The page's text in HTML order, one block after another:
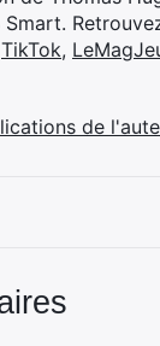
Smart.
TikTok,
de